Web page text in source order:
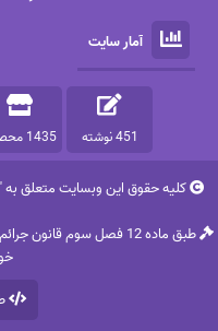
آمار سایت
451 نوشته 1435 محصول
کلیه حقوق این وبسایت متعلق به
طبق ماده 12 فصل سوم